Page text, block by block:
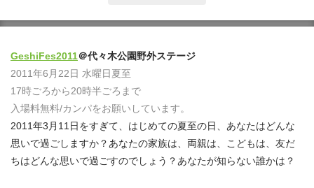
GeshiFes2011＠代々木公園野外ステージ
2011年6月22日 水曜日夏至
17時ごろから20時半ごろまで
入場料無料/カンパをお願いしています。
2011年3月11日をすぎて、はじめての夏至の日、あなたはどんな
思いで過ごしますか？あなたの家族は、両親は、こどもは、友だ
ちはどんな思いで過ごすのでしょう？あなたが知らない誰かは？